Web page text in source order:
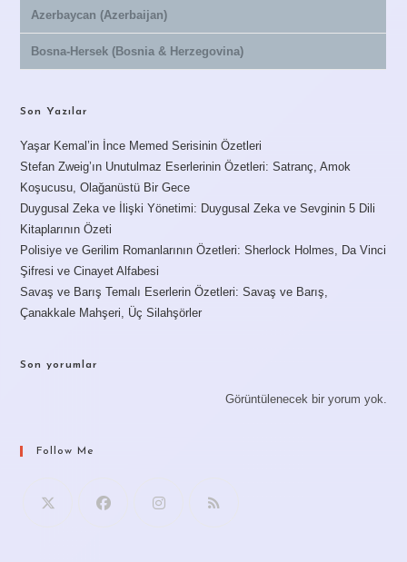
Azerbaycan (Azerbaijan)
Bosna-Hersek (Bosnia & Herzegovina)
Son Yazılar
Yaşar Kemal’in İnce Memed Serisinin Özetleri
Stefan Zweig’ın Unutulmaz Eserlerinin Özetleri: Satranç, Amok
Koşucusu, Olağanüstü Bir Gece
Duygusal Zeka ve İlişki Yönetimi: Duygusal Zeka ve Sevginin 5 Dili
Kitaplarının Özeti
Polisiye ve Gerilim Romanlarının Özetleri: Sherlock Holmes, Da Vinci
Şifresi ve Cinayet Alfabesi
Savaş ve Barış Temalı Eserlerin Özetleri: Savaş ve Barış,
Çanakkale Mahşeri, Üç Silahşörler
Son yorumlar
Görüntülenecek bir yorum yok.
Follow Me